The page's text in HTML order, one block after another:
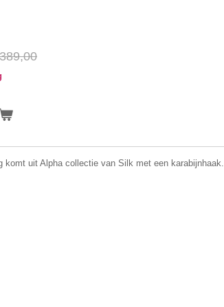
komt uit Alpha collectie van Silk met een karabijnhaak.